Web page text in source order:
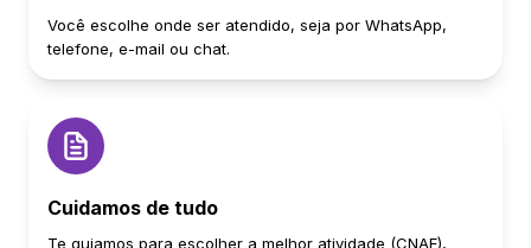
Você escolhe onde ser atendido, seja por WhatsApp,
telefone, e-mail ou chat.
Cuidamos de tudo
Te guiamos para escolher a melhor atividade (CNAE),